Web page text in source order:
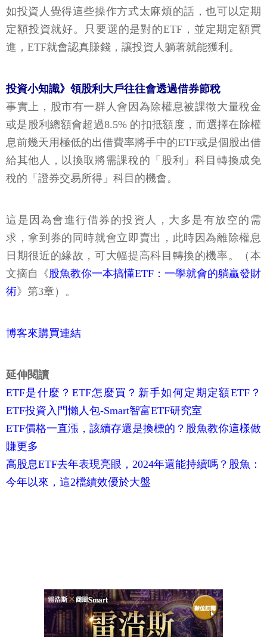
如投資人覺得這些操作方式太麻煩的話，也可以定期
定額投資就好。只要選的是對的ETF，並定期定額買
進，ETF就會認真賺錢，讓投資人躺著就能獲利。
投資小知識》領股利大戶往往會透過借券節稅
事實上，股市有一群人會因為除權息被課徵大量稅金
或是股利總額會超過8.5% 的扣抵額度，而選擇在除權
息前幾天用極低的出借費率將手中的ETF或是個股出借
給其他人，以換取將需課稅的「股利」科目轉換成免
稅的「證券交易所得」科目的機會。
這是因為會進行借券的投資人，大多是有放空的需
求，拿到券的同時就會立即賣出，此時因為離除權息
日期很近的緣故，可大幅提高科目轉換的機率。（本
文摘自《股魚教你一本搞懂ETF：一學就會的躺贏發財
術》第3章）。
博客來購買連結
延伸閱讀
ETF是什麼？ETF怎麼買？新手如何定期定額ETF？
ETF投資入門懶人包-Smart智富ETF研究室
ETF價格一直漲，該續存還是換標的？股魚教你這樣做
賺更多
高股息ETF去年表現亮眼，2024年還能持續嗎？股魚：
今年以來，這2檔績效優於大盤